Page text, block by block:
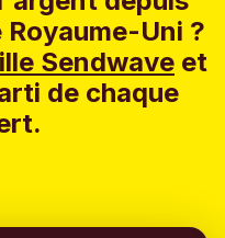
Uni ?
Sendwave et
de chaque